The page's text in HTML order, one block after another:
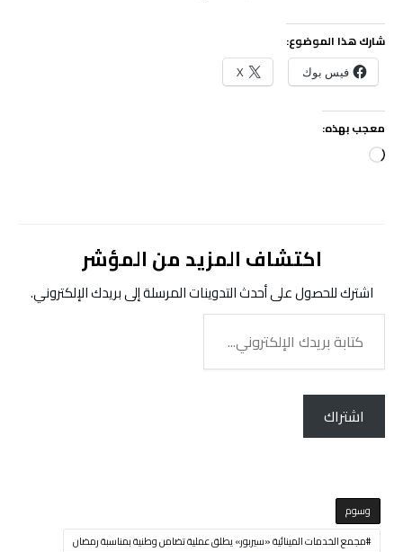
شارك هذا الموضوع:
فيس بوك X
معجب بهذه:
جاري
اكتشاف المزيد من المؤشر
اشترك للحصول على أحدث التدوينات المرسلة إلى بريدك الإلكتروني.
بريدك
الإلكتروني...
اشتراك
‫‫‫‫وسوم‬
مجمع الخدمات المينائية «سيربور» يطلق عملية تضامن وطنية بمناسبة رمضان